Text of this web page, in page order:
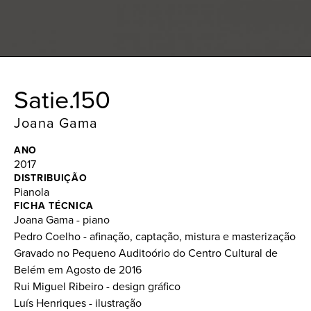
Satie.150
Joana Gama
ANO
2017
DISTRIBUIÇÃO
Pianola
FICHA TÉCNICA
Joana Gama - piano
Pedro Coelho - afinação, captação, mistura e masterização
Gravado no Pequeno Auditoório do Centro Cultural de
Belém em Agosto de 2016
Rui Miguel Ribeiro - design gráfico
Luís Henriques - ilustração